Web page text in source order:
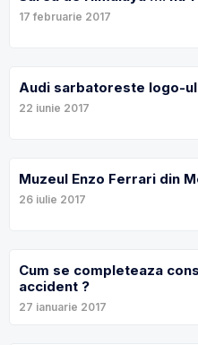
17 februarie 2017
Audi sarbatoreste logo-
22 iunie 2017
Muzeul Enzo Ferrari din
26 iulie 2017
Cum se completeaza
accident ?
27 ianuarie 2017